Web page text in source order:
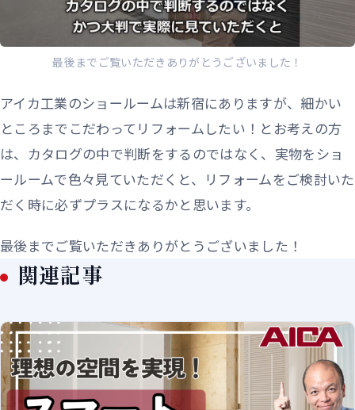
最後までご覧いただきありがとうございました！
アイカ工業のショールームは新宿にありますが、細かい
ところまでこだわってリフォームしたい！とお考えの方
は、カタログの中で判断をするのではなく、実物をショ
ールームで色々見ていただくと、リフォームをご検討いた
だく時に必ずプラスになるかと思います。
最後までご覧いただきありがとうございました！
関連記事